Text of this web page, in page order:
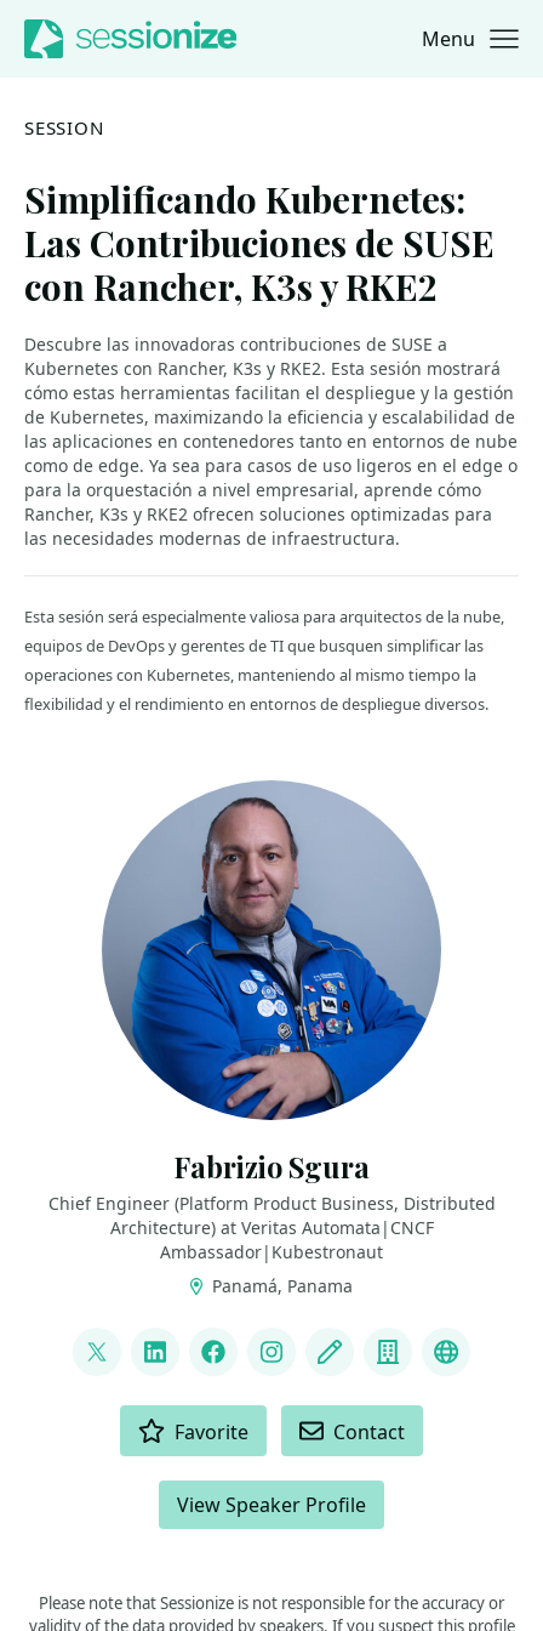
Jump to navigation
Jump to content Menu
SESSION
Simplificando Kubernetes:
Las Contribuciones de SUSE
con Rancher, K3s y RKE2
Descubre las innovadoras contribuciones de SUSE a
Kubernetes con Rancher, K3s y RKE2. Esta sesión mostrará
cómo estas herramientas facilitan el despliegue y la gestión
de Kubernetes, maximizando la eficiencia y escalabilidad de
las aplicaciones en contenedores tanto en entornos de nube
como de edge. Ya sea para casos de uso ligeros en el edge o
para la orquestación a nivel empresarial, aprende cómo
Rancher, K3s y RKE2 ofrecen soluciones optimizadas para
las necesidades modernas de infraestructura.
Esta sesión será especialmente valiosa para arquitectos de la nube,
equipos de DevOps y gerentes de TI que busquen simplificar las
operaciones con Kubernetes, manteniendo al mismo tiempo la
flexibilidad y el rendimiento en entornos de despliegue diversos.
Fabrizio Sgura
Chief Engineer (Platform Product Business, Distributed
Architecture) at Veritas Automata|CNCF
Ambassador|Kubestronaut
Panamá, Panama
@FabrizioVeritas
LinkedInFacebookInstagram
Blog Company
Favorite Contact
View Speaker Profile
Please note that Sessionize is not responsible for the accuracy or
validity of the data provided by speakers. If you suspect this profile